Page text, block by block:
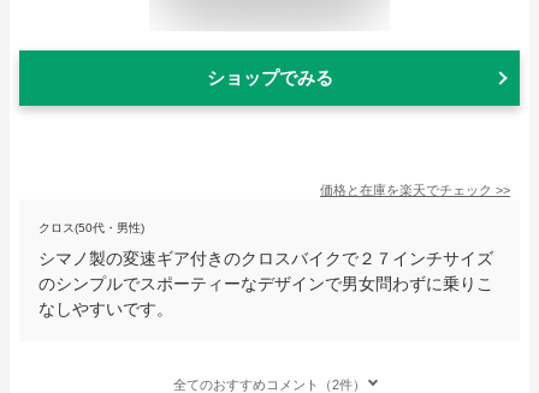
ショップでみる
価格と在庫を楽天でチェック >>
クロス(50代・男性)
シマノ製の変速ギア付きのクロスバイクで２７インチサイズ
のシンプルでスポーティーなデザインで男女問わずに乗りこ
なしやすいです。
全てのおすすめコメント（2件）